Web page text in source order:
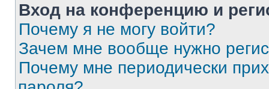
Вход на конференцию и
Почему я не могу войти?
Зачем мне вообще нужно
Почему мне периодически